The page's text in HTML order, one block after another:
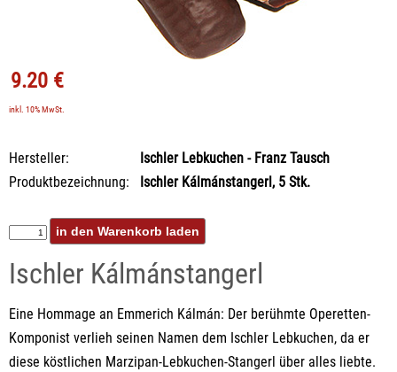
9.20 €
inkl. 10% MwSt.
Hersteller:
Ischler Lebkuchen - Franz Tausch
Produktbezeichnung:
Ischler Kálmánstangerl, 5 Stk.
Ischler Kálmánstangerl
Eine Hommage an Emmerich Kálmán: Der berühmte Operetten-
Komponist verlieh seinen Namen dem Ischler Lebkuchen, da er
diese köstlichen Marzipan-Lebkuchen-Stangerl über alles liebte.